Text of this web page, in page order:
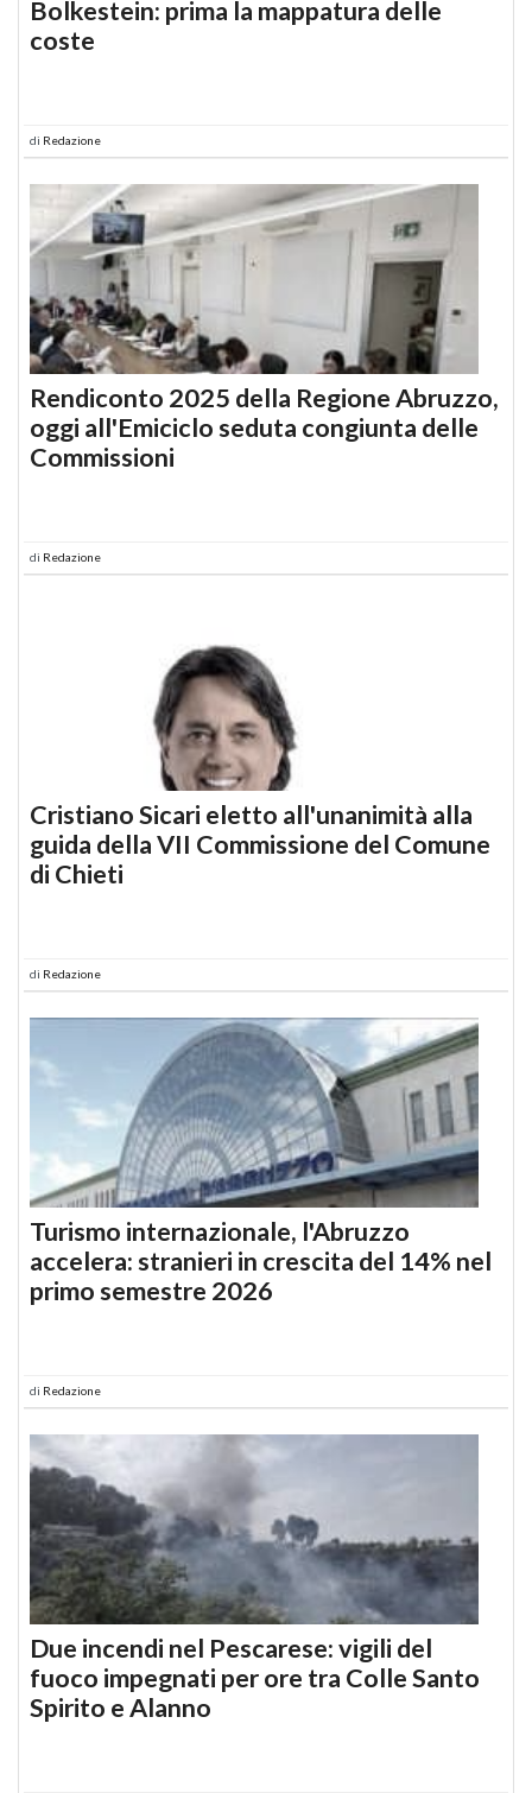
Bolkestein: prima la mappatura delle
coste
di Redazione
Rendiconto 2025 della Regione Abruzzo,
oggi all'Emiciclo seduta congiunta delle
Commissioni
di Redazione
Cristiano Sicari eletto all'unanimità alla
guida della VII Commissione del Comune
di Chieti
di Redazione
Turismo internazionale, l'Abruzzo
accelera: stranieri in crescita del 14% nel
primo semestre 2026
di Redazione
Due incendi nel Pescarese: vigili del
fuoco impegnati per ore tra Colle Santo
Spirito e Alanno